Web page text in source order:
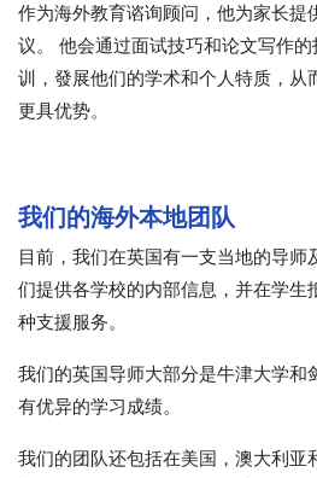
作为海外教育谘询顾问，他为家长提
议。 他会通过面试技巧和论文写作
训，發展他们的学术和个人特质，从
更具优势。
我们的海外本地团队
目前，我们在英国有一支当地的导师
们提供各学校的内部信息，并在学生
种支援服务。
我们的英国导师大部分是牛津大学和
有优异的学习成绩。
我们的团队还包括在美国，澳大利亚